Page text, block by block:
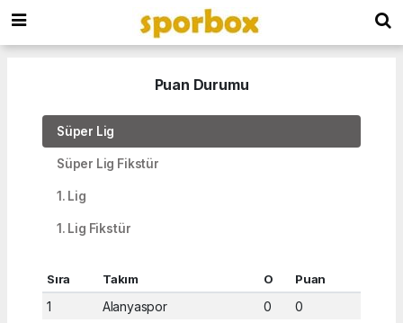
Puan Durumu
Süper Lig
Süper Lig Fikstür
1. Lig
1. Lig Fikstür
Sıra Takım O Puan
1 Alanyaspor 0
0